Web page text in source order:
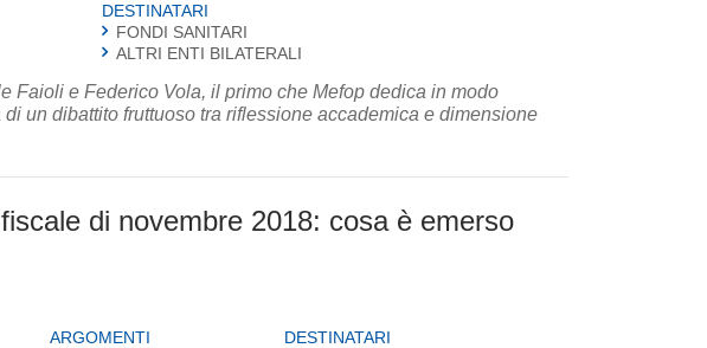
DESTINATARI
FONDI SANITARI
ALTRI ENTI BILATERALI
Vola, il primo che Mefop dedica in modo
un dibattito fruttuoso tra riflessione accademica e dimensione
di novembre 2018: cosa è emerso
ARGOMENTI
DESTINATARI